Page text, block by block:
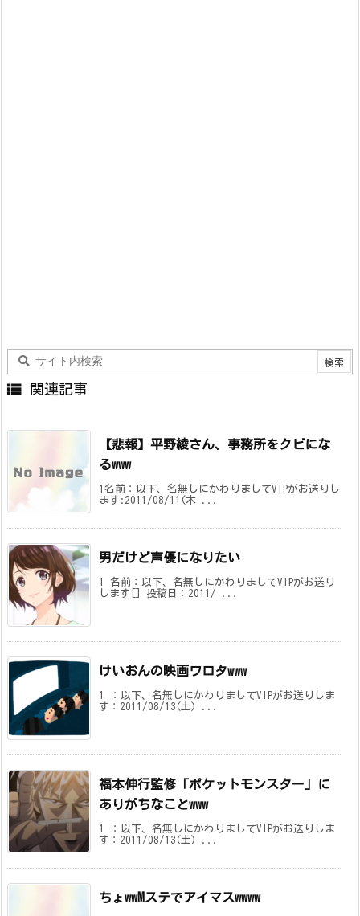
 関連記事
【悲報】平野綾さん、事務所をクビにな
るwww
1名前：以下、名無しにかわりましてVIPがお送りし
ます:2011/08/11(木 ...
男だけど声優になりたい
1 名前：以下、名無しにかわりましてVIPがお送り
します[] 投稿日：2011/ ...
けいおんの映画ワロタwww
1 ：以下、名無しにかわりましてVIPがお送りしま
す：2011/08/13(土) ...
福本伸行監修「ポケットモンスター」に
ありがちなことwww
1 ：以下、名無しにかわりましてVIPがお送りしま
す：2011/08/13(土) ...
ちょwwMステでアイマスwwww